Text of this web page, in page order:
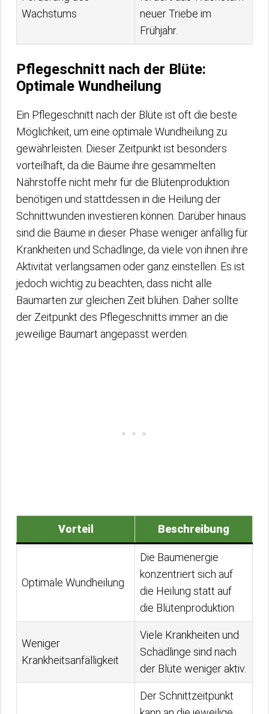
Wachstums
neuer Triebe im
Frühjahr.
Pflegeschnitt nach der Blüte:
Optimale Wundheilung
Ein Pflegeschnitt nach der Blüte ist oft die beste
Möglichkeit, um eine optimale Wundheilung zu
gewährleisten. Dieser Zeitpunkt ist besonders
vorteilhaft, da die Bäume ihre gesammelten
Nährstoffe nicht mehr für die Blütenproduktion
benötigen und stattdessen in die Heilung der
Schnittwunden investieren können. Darüber hinaus
sind die Bäume in dieser Phase weniger anfällig für
Krankheiten und Schädlinge, da viele von ihnen ihre
Aktivität verlangsamen oder ganz einstellen. Es ist
jedoch wichtig zu beachten, dass nicht alle
Baumarten zur gleichen Zeit blühen. Daher sollte
der Zeitpunkt des Pflegeschnitts immer an die
jeweilige Baumart angepasst werden.
Vorteil Beschreibung
Optimale Wundheilung
Die Baumenergie
konzentriert sich auf
die Heilung statt auf
die Blütenproduktion.
Weniger
Krankheitsanfälligkeit
Viele Krankheiten und
Schädlinge sind nach
der Blüte weniger aktiv.
Der Schnittzeitpunkt